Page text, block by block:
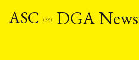
Stipendium (53)
ASC
(35) DGA News